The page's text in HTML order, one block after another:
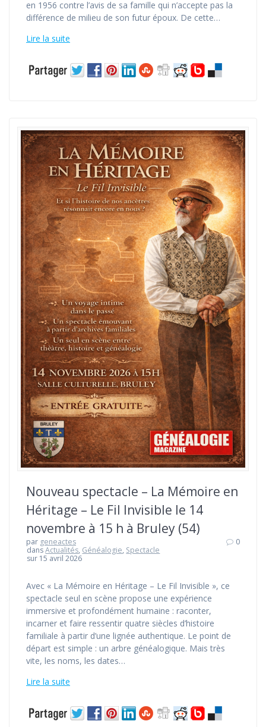
en 1956 contre l’avis de sa famille qui n’accepte pas la
différence de milieu de son futur époux. De cette…
Lire la suite
Nouveau spectacle – La Mémoire en
Héritage – Le Fil Invisible le 14
novembre à 15 h à Bruley (54)
par geneactes
dansActualités, Généalogie, Spectacle
sur 15 avril 2026
0
Avec « La Mémoire en Héritage – Le Fil Invisible », ce
spectacle seul en scène propose une expérience
immersive et profondément humaine : raconter,
incarner et faire ressentir quatre siècles d’histoire
familiale à partir d’une lignée authentique. Le point de
départ est simple : un arbre généalogique. Mais très
vite, les noms, les dates…
Lire la suite